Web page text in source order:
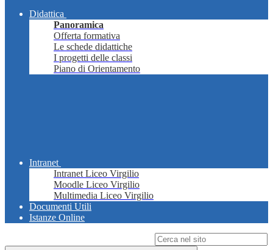
Didattica
Panoramica
Offerta formativa
Le schede didattiche
I progetti delle classi
Piano di Orientamento
Intranet
Intranet Liceo Virgilio
Moodle Liceo Virgilio
Multimedia Liceo Virgilio
Documenti Utili
Istanze Online